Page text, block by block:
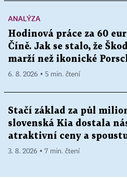
ANALÝZA
Hodinová práce za 60
Číně. Jak se stalo, že
marží než ikonické
6. 8. 2026 ▪ 5 min. čtení
Stačí základ za půl
slovenská Kia dostala
atraktivní ceny a
3. 8. 2026 ▪ 7 min. čtení